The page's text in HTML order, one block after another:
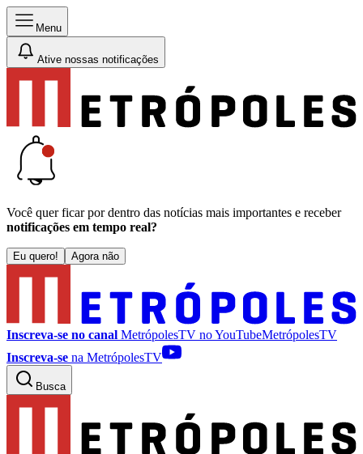
Menu
Ative nossas notificações
Você quer ficar por dentro das notícias mais importantes e receber
notificações em tempo real?
Eu quero! Agora não
Inscreva-se no canal MetrópolesTV noYouTubeMetrópolesTV
Inscreva-se na MetrópolesTV
Busca